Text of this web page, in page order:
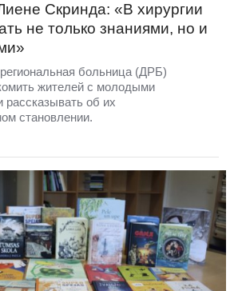
Скринда: «В хирургии
не только знаниями, но и
больница (ДРБ)
жителей с молодыми
рассказывать об их
становлении.